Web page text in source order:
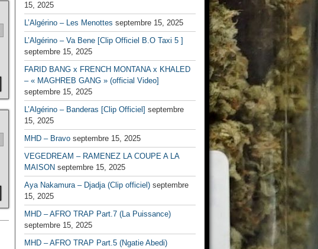
15, 2025
L’Algérino – Les Menottes septembre 15, 2025
L’Algérino – Va Bene [Clip Officiel B.O Taxi 5 ]
septembre 15, 2025
FARID BANG x FRENCH MONTANA x KHALED
– « MAGHREB GANG » (official Video]
septembre 15, 2025
L’Algérino – Banderas [Clip Officiel] septembre
15, 2025
MHD – Bravo septembre 15, 2025
VEGEDREAM – RAMENEZ LA COUPE A LA
MAISON septembre 15, 2025
Aya Nakamura – Djadja (Clip officiel) septembre
15, 2025
MHD – AFRO TRAP Part.7 (La Puissance)
septembre 15, 2025
MHD – AFRO TRAP Part.5 (Ngatie Abedi)